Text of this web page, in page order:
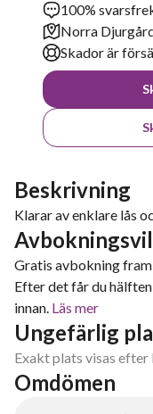
100%
Norra
Skador är
Beskrivning
Klarar av enklare lås
Gratis avbokning
Efter det får du
innan. Läs mer
Ungefärlig
Exakt plats visas
Omdömen